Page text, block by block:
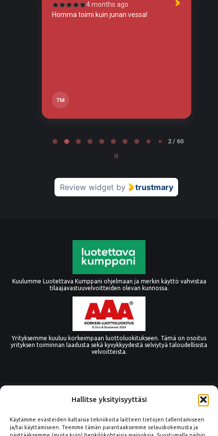
Hallitse yksityisyyttäsi
Käytämme evästeiden kaltaisia tekniikoita laitteen tietojen tallentamiseen
ja/tai käyttämiseen. Teemme tämän parantaaksemme selauskokemusta ja
4 months ago
Homma toimi kuin junan vessa!
TM
2 / 60
Review widget by trustmary
Kuulumme Luotettava Kumppani ohjelmaan ja merkin käyttö vahvistaa
tilaajavastuuvelvoitteiden olevan kunnossa.
Yrityksemme kuuluu korkeimpaan luottoluokitukseen. Tämä on osoitus
yrityksen toiminnan laadusta sekä kyvykkyydestä selviytyä taloudellisista
velvoitteista.